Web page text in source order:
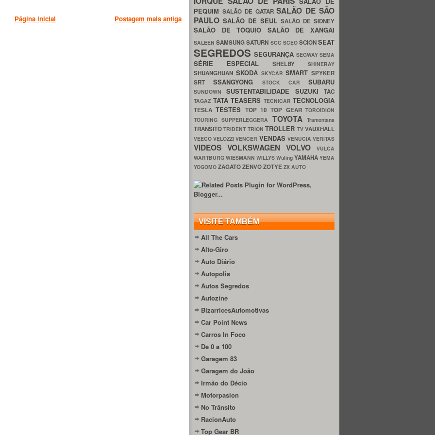
Postagem mais antiga
Página inicial
PEQUIM SALÃO DE QATARSALÃO DE SÃO
PAULO SALÃO DE SEUL SALÃO DE SIDNEY
SALÃO DE TÓQUIO SALÃO DE XANGAI
SALEENSAMSUNGSATURN SCC SCEO SCIONSEAT
SEGREDOSSEGURANÇA SEGWAYSEMA
SÉRIE ESPECIAL SHELBY SHINERAY
SHUANGHUAN SKODA SKYCARSMART SPYKER
SRTSSANGYONG STOCK CAR SUBARU
SUNDOWNSUSTENTABILIDADE SUZUKITAC
TAGAZ TATA TEASERS TECNICAR TECNOLOGIA
TESLATESTES TOP 10TOP GEARTOROIDION
TOURING SUPPERLEGGERA TOYOTATramontana
TRÂNSITOTRIDENT TRIONTROLLER TVVAUXHALL
VEECOVELOZZIVENCER VENDAS VENUCIAVERITAS
VIDEOS VOLKSWAGEN VOLVO
VULCA
WARTBURG WIESMANN WILLYS Wuling YAMAHA YEMA
YOGOMO ZAGATOZENVOZOTYE ZX AUTO
VISITE TAMBÉM
All The Cars
Alto-Giro
Auto Diário
Autopolis
Autos Segredos
Autozine
BizarricesAutomotivas
Car Point News
Carros In Foco
De 0 a 100
Garagem 83
Garagem do João
Irmão do Décio
Motorpasion
No Trânsito
RacionAuto
Top Gear BR